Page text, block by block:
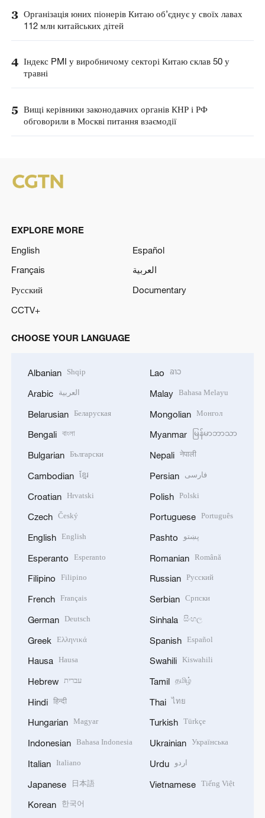
3 Організація юних піонерів Китаю об’єднує у своїх лавах
112 млн китайських дітей
4 Індекс PMI у виробничому секторі Китаю склав 50 у
травні
5 Вищі керівники законодавчих органів КНР і РФ
обговорили в Москві питання взаємодії
EXPLORE MORE
English
Español
Français
العربية
Русский
Documentary
CCTV+
CHOOSE YOUR LANGUAGE
Albanian Shqip
Arabic العربية
Belarusian Беларуская
Bengali বাংলা
Bulgarian Български
Cambodian ខ្មែរ
Croatian Hrvatski
Czech Český
English English
Esperanto Esperanto
Filipino Filipino
French Français
German Deutsch
Greek Ελληνικά
Hausa Hausa
Hebrew עברית
Hindi हिन्दी
Hungarian Magyar
Indonesian Bahasa Indonesia
Italian Italiano
Japanese 日本語
Korean 한국어
Lao ລາວ
Malay Bahasa Melayu
Mongolian Монгол
Myanmar မြန်မာဘာသာ
Nepali नेपाली
Persian فارسی
Polish Polski
Portuguese Português
Pashto پښتو
Romanian Română
Russian Русский
Serbian Српски
Sinhala සිංහල
Spanish Español
Swahili Kiswahili
Tamil தமிழ்
Thai ไทย
Turkish Türkçe
Ukrainian Українська
Urdu اردو
Vietnamese Tiếng Việt